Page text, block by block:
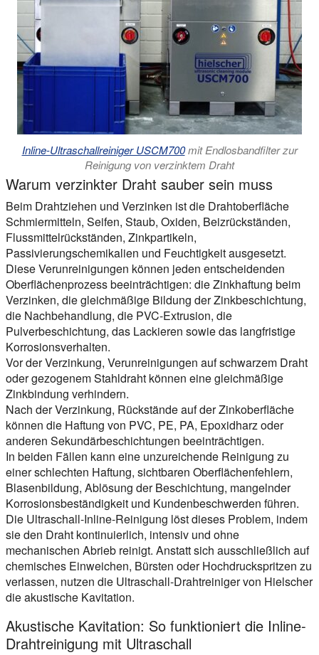
Inline-Ultraschallreiniger USCM700mit Endlosbandfilter zur
Reinigung von verzinktem Draht
Warum verzinkter Draht sauber sein muss
Beim Drahtziehen und Verzinken ist die Drahtoberfläche
Schmiermitteln, Seifen, Staub, Oxiden, Beizrückständen,
Flussmittelrückständen, Zinkpartikeln,
Passivierungschemikalien und Feuchtigkeit ausgesetzt.
Diese Verunreinigungen können jeden entscheidenden
Oberflächenprozess beeinträchtigen: die Zinkhaftung beim
Verzinken, die gleichmäßige Bildung der Zinkbeschichtung,
die Nachbehandlung, die PVC-Extrusion, die
Pulverbeschichtung, das Lackieren sowie das langfristige
Korrosionsverhalten.
Vor der Verzinkung, Verunreinigungen auf schwarzem Draht
oder gezogenem Stahldraht können eine gleichmäßige
Zinkbindung verhindern.
Nach der Verzinkung, Rückstände auf der Zinkoberfläche
können die Haftung von PVC, PE, PA, Epoxidharz oder
anderen Sekundärbeschichtungen beeinträchtigen.
In beiden Fällen kann eine unzureichende Reinigung zu
einer schlechten Haftung, sichtbaren Oberflächenfehlern,
Blasenbildung, Ablösung der Beschichtung, mangelnder
Korrosionsbeständigkeit und Kundenbeschwerden führen.
Die Ultraschall-Inline-Reinigung löst dieses Problem, indem
sie den Draht kontinuierlich, intensiv und ohne
mechanischen Abrieb reinigt. Anstatt sich ausschließlich auf
chemisches Einweichen, Bürsten oder Hochdruckspritzen zu
verlassen, nutzen die Ultraschall-Drahtreiniger von Hielscher
die akustische Kavitation.
Akustische Kavitation: So funktioniert die Inline-
Drahtreinigung mit Ultraschall